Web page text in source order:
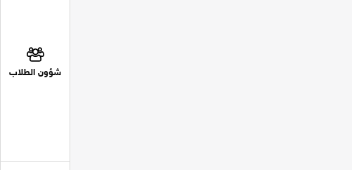
شؤون الطلاب